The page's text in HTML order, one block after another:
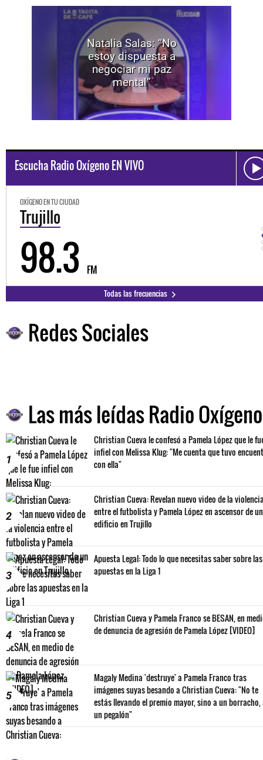
Natalia Salas: “No
estoy dispuesta a
negociar mi paz
mental”
Escucha Radio Oxígeno EN VIVO
OXÍGENO EN TU CIUDAD
Trujillo
98.3 FM
Todas las frecuencias
Redes Sociales
Las más leídas Radio Oxígeno
1
Christian Cueva le confesó a Pamela López que le
infiel con Melissa Klug: "Me cuenta que tuvo
con ella"
2
Christian Cueva: Revelan nuevo video de la
entre el futbolista y Pamela López en ascensor de un
edificio en Trujillo
3
Apuesta Legal: Todo lo que necesitas saber sobre las
apuestas en la Liga 1
4
Christian Cueva y Pamela Franco se BESAN, en
de denuncia de agresión de Pamela López [VIDEO]
5
Magaly Medina 'destruye' a Pamela Franco tras
imágenes suyas besando a Christian Cueva: "No te
estás llevando el premio mayor, sino a un borracho,
un pegalón"